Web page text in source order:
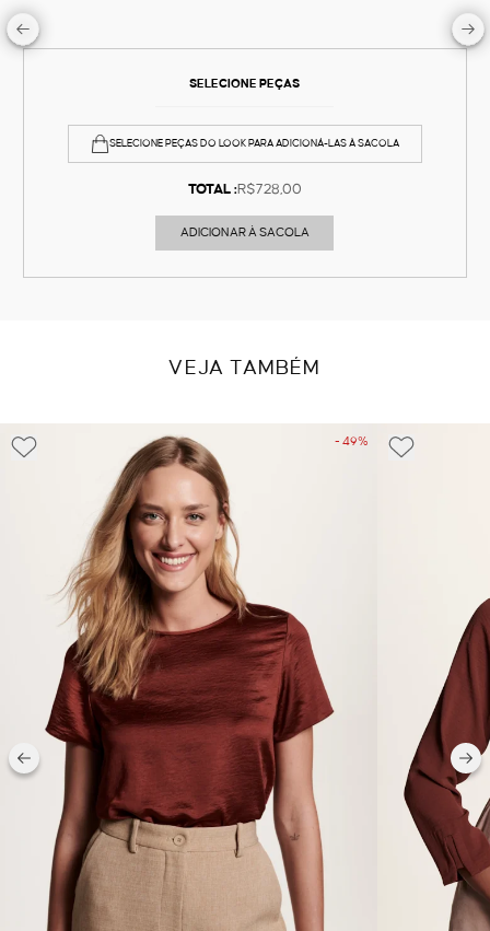
SELECIONE PEÇAS
SELECIONE PEÇAS DO LOOK PARA ADICIONÁ-LAS À SACOLA
TOTAL :R$728,00
ADICIONAR À SACOLA
VEJA TAMBÉM
- 49%